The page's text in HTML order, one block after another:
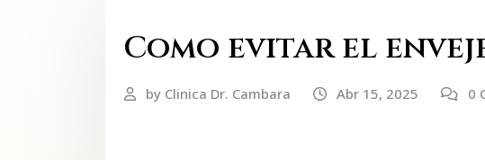
Como evitar el
by Clinica Dr. Cambara Abr 15, 2025 0